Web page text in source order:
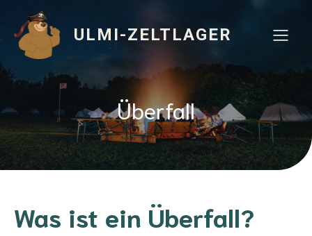
ULMI-ZELTLAGER
Überfall
Was ist ein Überfall?